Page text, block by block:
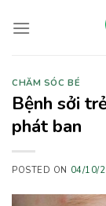
CHĂM SÓC BÉ
Bệnh sởi
phát ban
POSTED ON 04/10/